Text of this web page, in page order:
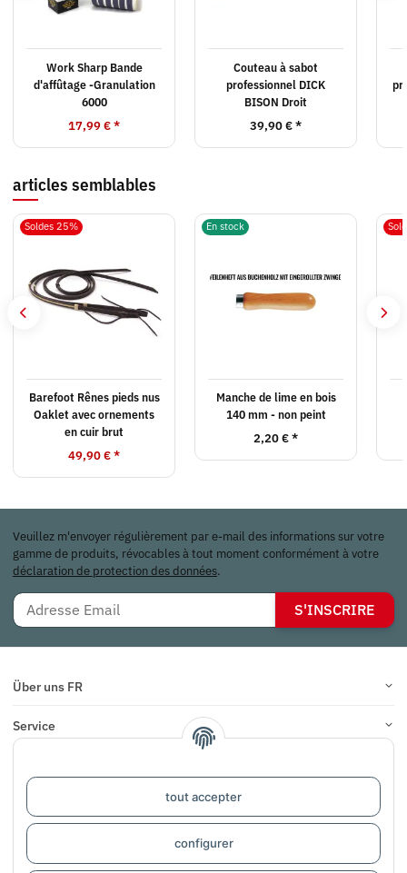
tout accepter
configurer
Work Sharp Bande
d'affûtage -Granulation
6000
17,99 €*
Couteau à sabot
professionnel DICK
BISON Droit
39,90 €*
articles semblables
Soldes 25%
Barefoot Rênes pieds nus
Oaklet avec ornements
en cuir brut
49,90 €*
En stock
Manche de lime en bois
140 mm - non peint
2,20 €*
Veuillez m'envoyer régulièrement par e-mail des informations sur votre
gamme de produits, révocables à tout moment conformément à votre
déclaration de protection des données.
S'INSCRIRE
Über uns FR
Service
COMMENTAIRES
#global.withdrawalForm#